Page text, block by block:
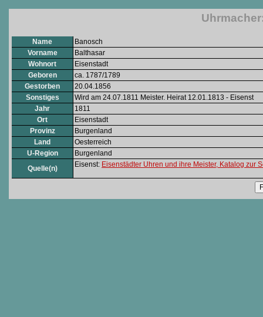
Name
Banosch
Vorname
Balthasar
Wohnort
Eisenstadt
Geboren
ca. 1787/1789
Gestorben
20.04.1856
Sonstiges
Wird am 24.07.1811 Meister. Heirat 12.01.1813 - Eisenst
Jahr
1811
Ort
Eisenstadt
Provinz
Burgenland
Land
Oesterreich
U-Region
Burgenland
Quelle(n)
Eisenst: Eisenstädter Uhren und ihre Meister, Katalog zur